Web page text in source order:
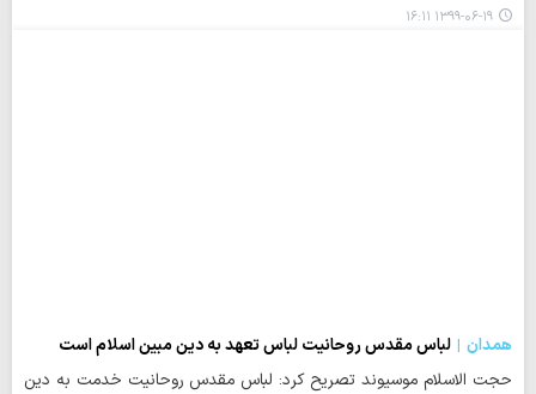
۱۳۹۹-۰۶-۱۹ ۱۶:۱۱
همدان
لباس مقدس روحانیت لباس تعهد به دین مبین اسلام است
حجت الاسلام موسیوند تصریح کرد: لباس مقدس روحانیت خدمت به دین